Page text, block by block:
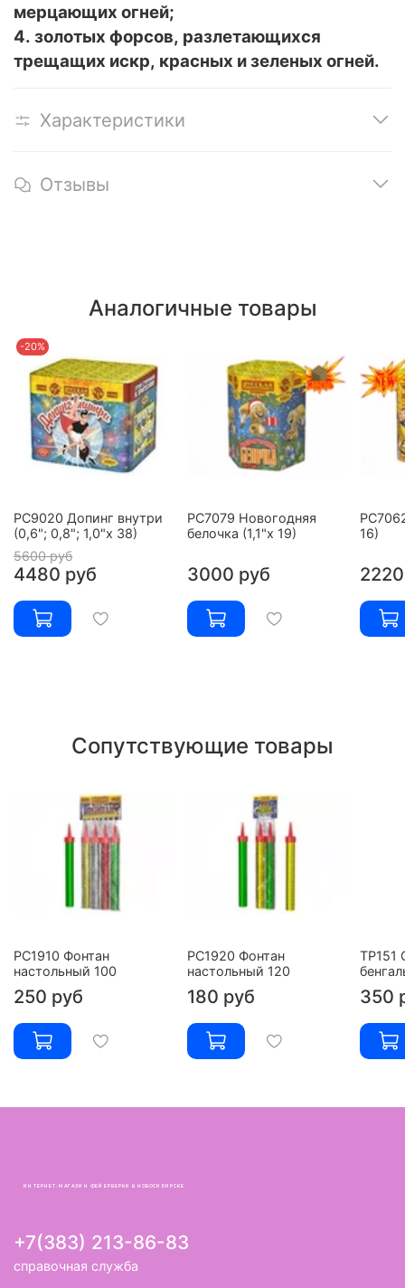
мерцающих огней;
4. золотых форсов, разлетающихся
трещащих искр, красных и зеленых огней.
Характеристики
Отзывы
Аналогичные товары
-20%
РС9020 Допинг внутри
(0,6"; 0,8"; 1,0"х 38)
5600 руб
4480 руб
РС7079 Новогодняя
белочка (1,1"х 19)
3000 руб
16)
Сопутствующие товары
РС1910 Фонтан
настольный 100
250 руб
РС1920 Фонтан
настольный 120
180 руб
ТР151
350
ИНТЕРНЕТ-МАГАЗИН ФЕЙЕРВЕРКИ В НОВОСИБИРСКЕ
+7(383) 213-86-83
справочная служба